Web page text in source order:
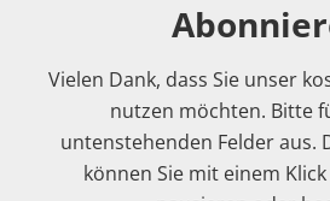
Vielen Dank, dass Sie unser
nutzen möchten. Bitte
untenstehenden Felder aus.
können Sie mit einem